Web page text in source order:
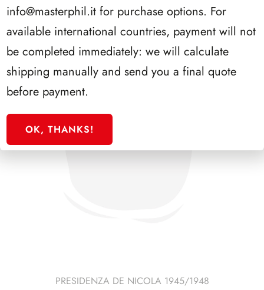
PRESIDENZA DE NICOLA 1945/1948
info@masterphil.it for purchase options. For
available international countries, payment will not
be completed immediately: we will calculate
shipping manually and send you a final quote
before payment.
OK, THANKS!